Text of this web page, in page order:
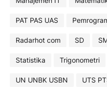
PAT PAS UAS
Radarhot com SD
Statistika Trigonometri
UN UNBK USBN UTS